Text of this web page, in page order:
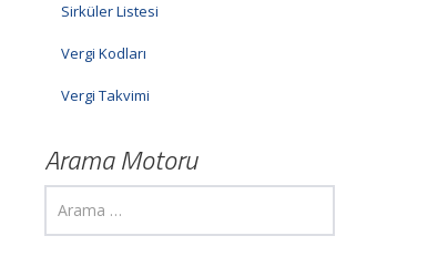
Sirküler Listesi
Vergi Kodları
Vergi Takvimi
Arama Motoru